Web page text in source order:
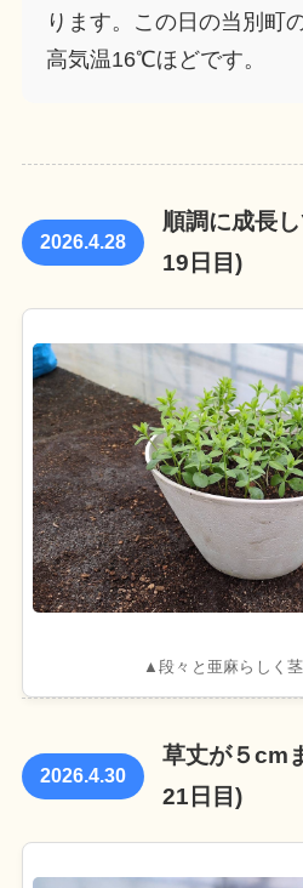
ります。この日の当別町
高気温16℃ほどです。
2026.4.28
順調に成長
19日目)
▲段々と亜麻らしく
2026.4.30
草丈が５cm
21日目)